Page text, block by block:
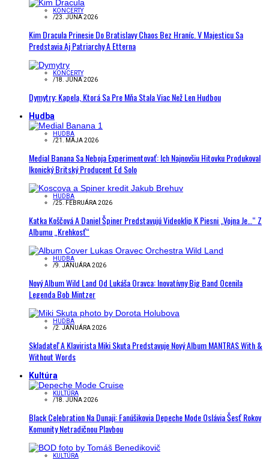
KONCERTY
/23. JÚNA 2026
Kim Dracula Prinesie Do Bratislavy Chaos Bez Hraníc. V Majesticu Sa
Predstavia Aj Patriarchy A Etterna
KONCERTY
/18. JÚNA 2026
Dymytry: Kapela, Ktorá Sa Pre Mňa Stala Viac Než Len Hudbou
Hudba
HUDBA
/21. MÁJA 2026
Medial Banana Sa Neboja Experimentovať: Ich Najnovšiu Hitovku Produkoval
Ikonický Britský Producent Ed Solo
HUDBA
/25. FEBRUÁRA 2026
Katka Koščová A Daniel Špiner Predstavujú Videoklip K Piesni „Vojna Je…“ Z
Albumu „Krehkosť“
HUDBA
/9. JANUÁRA 2026
Nový Album Wild Land Od Lukáša Oravca: Inovatívny Big Band Ocenila
Legenda Bob Mintzer
HUDBA
/2. JANUÁRA 2026
Skladateľ A Klavirista Miki Skuta Predstavuje Nový Album MANTRAS With &
Without Words
Kultúra
KULTÚRA
/18. JÚNA 2026
Black Celebration Na Dunaji: Fanúšikovia Depeche Mode Oslávia Šesť Rokov
Komunity Netradičnou Plavbou
KULTÚRA